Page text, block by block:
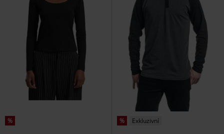
% % Exkluzivní